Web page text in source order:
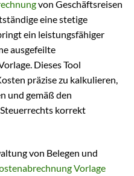
von Geschäftsreisen
eine stetige
ein leistungsfähiger
ausgefeilte
Dieses Tool
präzise zu kalkulieren,
und gemäß den
korrekt
von Belegen und
Vorlage